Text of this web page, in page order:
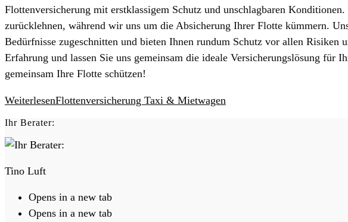
Flottenversicherung mit erstklassigem Schutz und unschlagbaren
zurücklehnen, während wir uns um die Absicherung Ihrer Flotte kümmern.
Bedürfnisse zugeschnitten und bieten Ihnen rundum Schutz vor allen Risiken
Erfahrung und lassen Sie uns gemeinsam die ideale Versicherungslösung für
gemeinsam Ihre Flotte schützen!
WeiterlesenFlottenversicherung Taxi & Mietwagen
Ihr Berater:
Tino Luft
Opens in a new tab
Opens in a new tab